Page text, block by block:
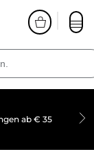
ab € 35